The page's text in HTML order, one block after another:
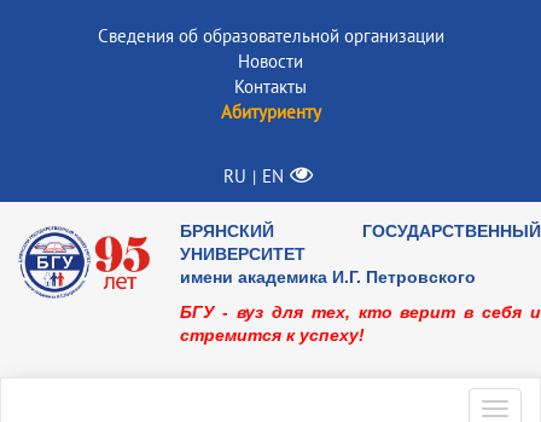
Сведения об образовательной организации
Новости
Контакты
Абитуриенту
RU | EN
БРЯНСКИЙ ГОСУДАРСТВЕННЫЙ
УНИВЕРСИТЕТ
имени академика И.Г. Петровского
БГУ - вуз для тех, кто верит в себя и
стремится к успеху!